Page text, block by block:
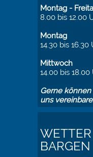
Montag -
8.00 bis 12.00
Montag
14.30 bis 16.30
Mittwoch
14.00 bis 18.00
Gerne
uns
BARGEN